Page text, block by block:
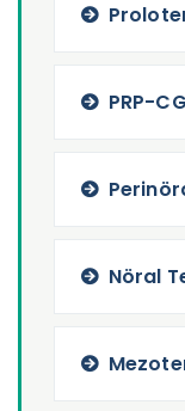
PRP-
Nöral